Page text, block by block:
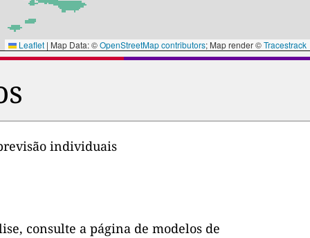
Leaflet | Map Data: ©OpenStreetMap contributors; Map render ©Tracestrack
individuais
consulte a página de modelos de